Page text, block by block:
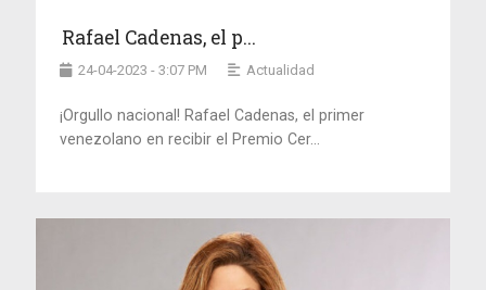
Rafael Cadenas, el p...
24-04-2023 - 3:07 PM Actualidad
¡Orgullo nacional! Rafael Cadenas, el primer
venezolano en recibir el Premio Cer...